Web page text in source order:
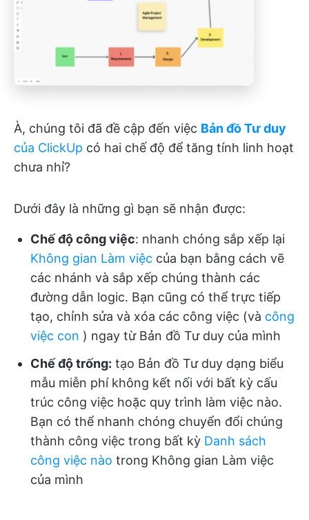
À, chúng tôi đã đề cập đến việc Bản đồ Tư duy
của ClickUp có hai chế độ để tăng tính linh hoạt
chưa nhỉ?
Dưới đây là những gì bạn sẽ nhận được:
Chế độ công việc: nhanh chóng sắp xếp lại
Không gian Làm việc của bạn bằng cách vẽ
các nhánh và sắp xếp chúng thành các
đường dẫn logic. Bạn cũng có thể trực tiếp
tạo, chỉnh sửa và xóa các công việc (và công
việc con ) ngay từ Bản đồ Tư duy của mình
Chế độ trống: tạo Bản đồ Tư duy dạng biểu
mẫu miễn phí không kết nối với bất kỳ cấu
trúc công việc hoặc quy trình làm việc nào.
Bạn có thể nhanh chóng chuyển đổi chúng
thành công việc trong bất kỳ Danh sách
công việc nào trong Không gian Làm việc
của mình